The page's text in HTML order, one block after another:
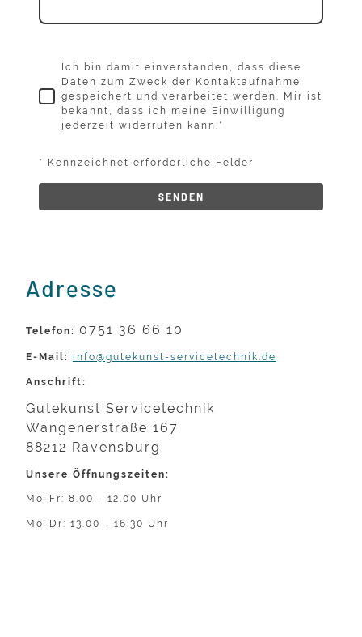
Ich bin damit einverstanden, dass diese
Daten zum Zweck der Kontaktaufnahme
gespeichert und verarbeitet werden. Mir ist
bekannt, dass ich meine Einwilligung
jederzeit widerrufen kann. *
* Kennzeichnet erforderliche Felder
SENDEN
Adresse
Telefon: 0751 36 66 10
E-Mail: info@gutekunst-servicetechnik.de
Anschrift:
Gutekunst Servicetechnik
Wangenerstraße 167
88212 Ravensburg
Unsere Öffnungszeiten:
Mo-Fr: 8.00 - 12.00 Uhr
Mo-Dr: 13.00 - 16.30 Uhr